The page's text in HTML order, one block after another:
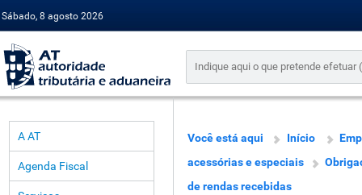
Sábado, 8 agosto 2026
A AT
Agenda Fiscal
Você está aqui Início
acessórias e especiais
de rendas recebidas